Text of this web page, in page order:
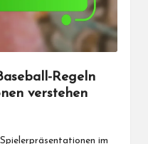
Regeln
verstehen
im